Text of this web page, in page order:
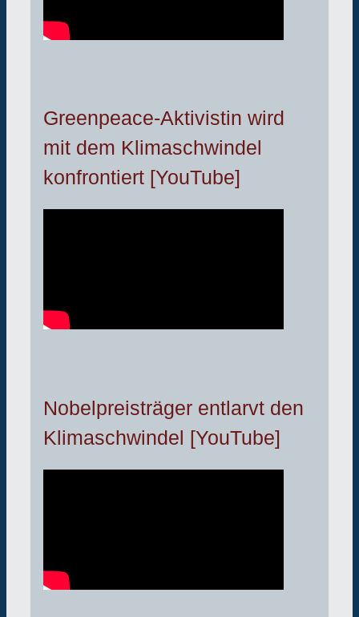
Greenpeace-Aktivistin wird
mit dem Klimaschwindel
konfrontiert [YouTube]
Nobelpreisträger entlarvt den
Klimaschwindel [YouTube]